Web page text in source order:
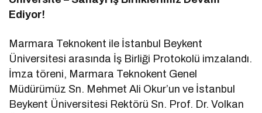
Ediyor!
Marmara Teknokent ile İstanbul Beykent
Üniversitesi arasında İş Birliği Protokolü imzalandı.
İmza töreni, Marmara Teknokent Genel
Müdürümüz Sn. Mehmet Ali Okur’un ve İstanbul
Beykent Üniversitesi Rektörü Sn. Prof. Dr. Volkan